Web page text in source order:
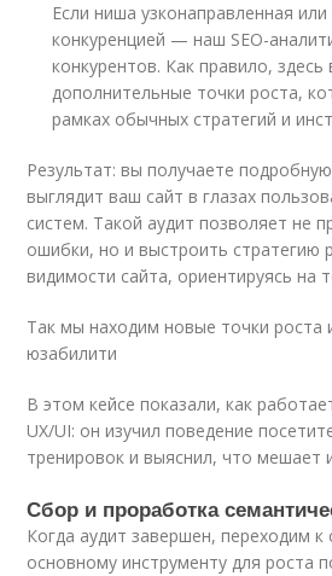
Если ниша узконаправленная
конкуренцией — наш SEO-
конкурентов. Как правило,
дополнительные точки роста,
рамках обычных стратегий и
Результат: вы получаете
выглядит ваш сайт в глазах
систем. Такой аудит позволяет не
ошибки, но и выстроить стратегию
видимости сайта, ориентируясь на
Так мы находим новые точки роста
юзабилити
В этом кейсе показали, как
UX/UI: он изучил поведение
тренировок и выяснил, что мешает
Сбор и проработка
Когда аудит завершен, переходим
основному инструменту для роста